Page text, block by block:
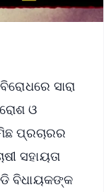
ସାରା
ଓ
ପ୍ରଚାରର
ସହାୟତା
ବିଧାୟକଙ୍କ